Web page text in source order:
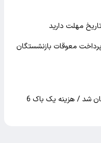
مهلت دارید
معوقات بازنشستگان
نرخ بنزین در تهران لیتری 130 هزارتومان شد / هزینه یک باک 6